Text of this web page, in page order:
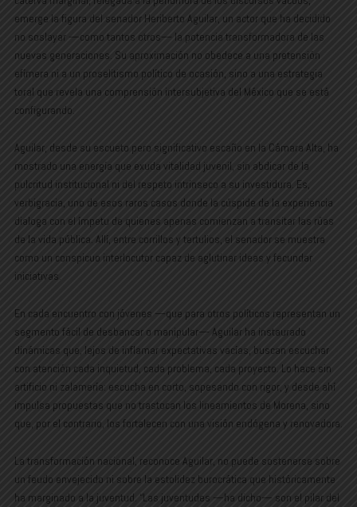
emerge la figura del senador Heriberto Aguilar, un actor que ha decidido
no soslayar —como tantos otros— la potencia transformadora de las
nuevas generaciones. Su aproximación no obedece a una pretensión
efímera ni a un proselitismo político de ocasión, sino a una estrategia
toral que revela una comprensión intersubjetiva del México que se está
configurando.
Aguilar, desde su escueto pero significativo escaño en la Cámara Alta, ha
mostrado una energía que exuda vitalidad juvenil, sin abdicar de la
pulcritud institucional ni del respeto intrínseco a su investidura. Es,
verbigracia, uno de esos raros casos donde la cúspide de la experiencia
dialoga con el ímpetu de quienes apenas comienzan a transitar las rúas
de la vida pública. Allí, entre corrillos y tertulios, el senador se muestra
como un conspicuo interlocutor capaz de aglutinar ideas y fecundar
iniciativas.
En cada encuentro con jóvenes —que para otros políticos representan un
segmento fácil de desbancar o manipular— Aguilar ha instaurado
dinámicas que, lejos de inflamar expectativas vacías, buscan escuchar
con atención cada inquietud, cada problema, cada proyecto. Lo hace sin
artificio ni zalamería: escucha en corto, sopesando con rigor, y desde ahí
impulsa propuestas que no trastocan los lineamientos de Morena, sino
que, por el contrario, los fortalecen con una visión endógena y renovadora.
La transformación nacional, reconoce Aguilar, no puede sostenerse sobre
un feudo envejecido ni sobre la estolidez burocrática que históricamente
ha marginado a la juventud. “Las juventudes —ha dicho— son el pilar del